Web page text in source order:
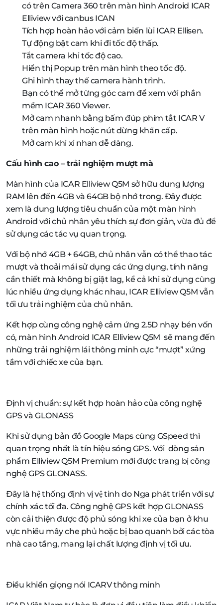
có trên Camera 360 trên màn hình Android ICAR
Elliview với canbus ICAN
Tích hợp hoàn hảo với cảm biến lùi ICAR Ellisen.
Tự động bật cam khi đi tốc độ thấp.
Tắt camera khi tốc độ cao.
Hiển thị Popup trên màn hình theo tốc độ.
Ghi hình thay thế camera hành trình.
Bạn có thể mở từng góc cam để xem với phần
mềm ICAR 360 Viewer.
Mở cam nhanh bằng bấm đúp phím tắt ICAR V
trên màn hình hoặc nút dừng khẩn cấp.
Mở cam khi xi nhan dễ dàng.
Cấu hình cao – trải nghiệm mượt mà
Màn hình của ICAR Elliview Q5M sở hữu dung lượng
RAM lên đến 4GB và 64GB bộ nhớ trong. Đây được
xem là dung lượng tiêu chuẩn của một màn hình
Android với chủ nhân yêu thích sự đơn giản, vừa đủ để
sử dụng các tác vụ quan trọng.
Với bộ nhớ 4GB + 64GB, chủ nhân vẫn có thể thao tác
mượt và thoải mái sử dụng các ứng dụng, tính năng
cần thiết mà không bị giật lag, kể cả khi sử dụng cùng
lúc nhiều ứng dụng khác nhau, ICAR Elliview Q5M vẫn
tối ưu trải nghiệm của chủ nhân.
Kết hợp cùng công nghệ cảm ứng 2.5D nhạy bén vốn
có, màn hình Android ICAR Elliview Q5M sẽ mang đến
những trải nghiệm lái thông minh cực “mượt” xứng
tầm với chiếc xe của bạn.
Định vị chuẩn: sự kết hợp hoàn hảo của công nghệ
GPS và GLONASS
Khi sử dụng bản đồ Google Maps cùng GSpeed thì
quan trọng nhất là tín hiệu sóng GPS. Với dòng sản
phẩm Elliview Q5M Premium mới được trang bị công
nghệ GPS GLONASS.
Đây là hệ thống định vị vệ tinh do Nga phát triển với sự
chính xác tối đa. Công nghệ GPS kết hợp GLONASS
còn cải thiện được độ phủ sóng khi xe của bạn ở khu
vực nhiều mây che phủ hoặc bị bao quanh bởi các tòa
nhà cao tầng, mang lại chất lượng định vị tối ưu.
Điều khiển giọng nói ICARV thông minh